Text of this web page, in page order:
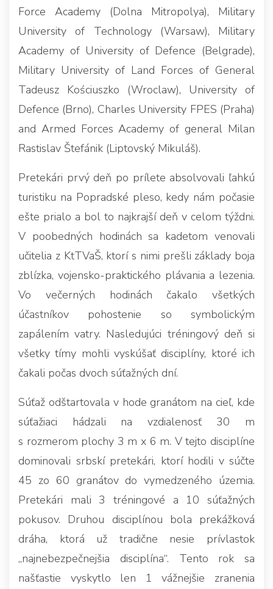
Force Academy (Dolna Mitropolya), Military
University of Technology (Warsaw), Military
Academy of University of Defence (Belgrade),
Military University of Land Forces of General
Tadeusz Kościuszko (Wroclaw), University of
Defence (Brno), Charles University FPES (Praha)
and Armed Forces Academy of general Milan
Rastislav Štefánik (Liptovský Mikuláš).
Pretekári prvý deň po prílete absolvovali ľahkú
turistiku na Popradské pleso, kedy nám počasie
ešte prialo a bol to najkrajší deň v celom týždni.
V poobedných hodinách sa kadetom venovali
učitelia z KtTVaŠ, ktorí s nimi prešli základy boja
zblízka, vojensko-praktického plávania a lezenia.
Vo večerných hodinách čakalo všetkých
účastníkov pohostenie so symbolickým
zapálením vatry. Nasledujúci tréningový deň si
všetky tímy mohli vyskúšať disciplíny, ktoré ich
čakali počas dvoch súťažných dní.
Súťaž odštartovala v hode granátom na cieľ, kde
súťažiaci hádzali na vzdialenosť 30 m
s rozmerom plochy 3 m x 6 m. V tejto disciplíne
dominovali srbskí pretekári, ktorí hodili v súčte
45 zo 60 granátov do vymedzeného územia.
Pretekári mali 3 tréningové a 10 súťažných
pokusov. Druhou disciplínou bola prekážková
dráha, ktorá už tradične nesie prívlastok
„najnebezpečnejšia disciplína“. Tento rok sa
našťastie vyskytlo len 1 vážnejšie zranenia